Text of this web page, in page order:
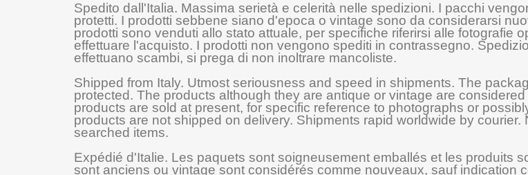
Spedito dall'Italia. Massima serietà e celerità nelle spedizioni. I pacchi
protetti. I prodotti sebbene siano d'epoca o vintage sono da considerarsi
prodotti sono venduti allo stato attuale, per specifiche riferirsi alle fotografie
effettuare l'acquisto. I prodotti non vengono spediti in contrassegno.
effettuano scambi, si prega di non inoltrare mancoliste.
Shipped from Italy. Utmost seriousness and speed in shipments. The
protected. The products although they are antique or vintage are
products are sold at present, for specific reference to photographs or
products are not shipped on delivery. Shipments rapid worldwide by
searched items.
Expédié d'Italie. Les paquets sont soigneusement emballés et les produits
sont anciens ou vintage sont considérés comme nouveaux, sauf indication